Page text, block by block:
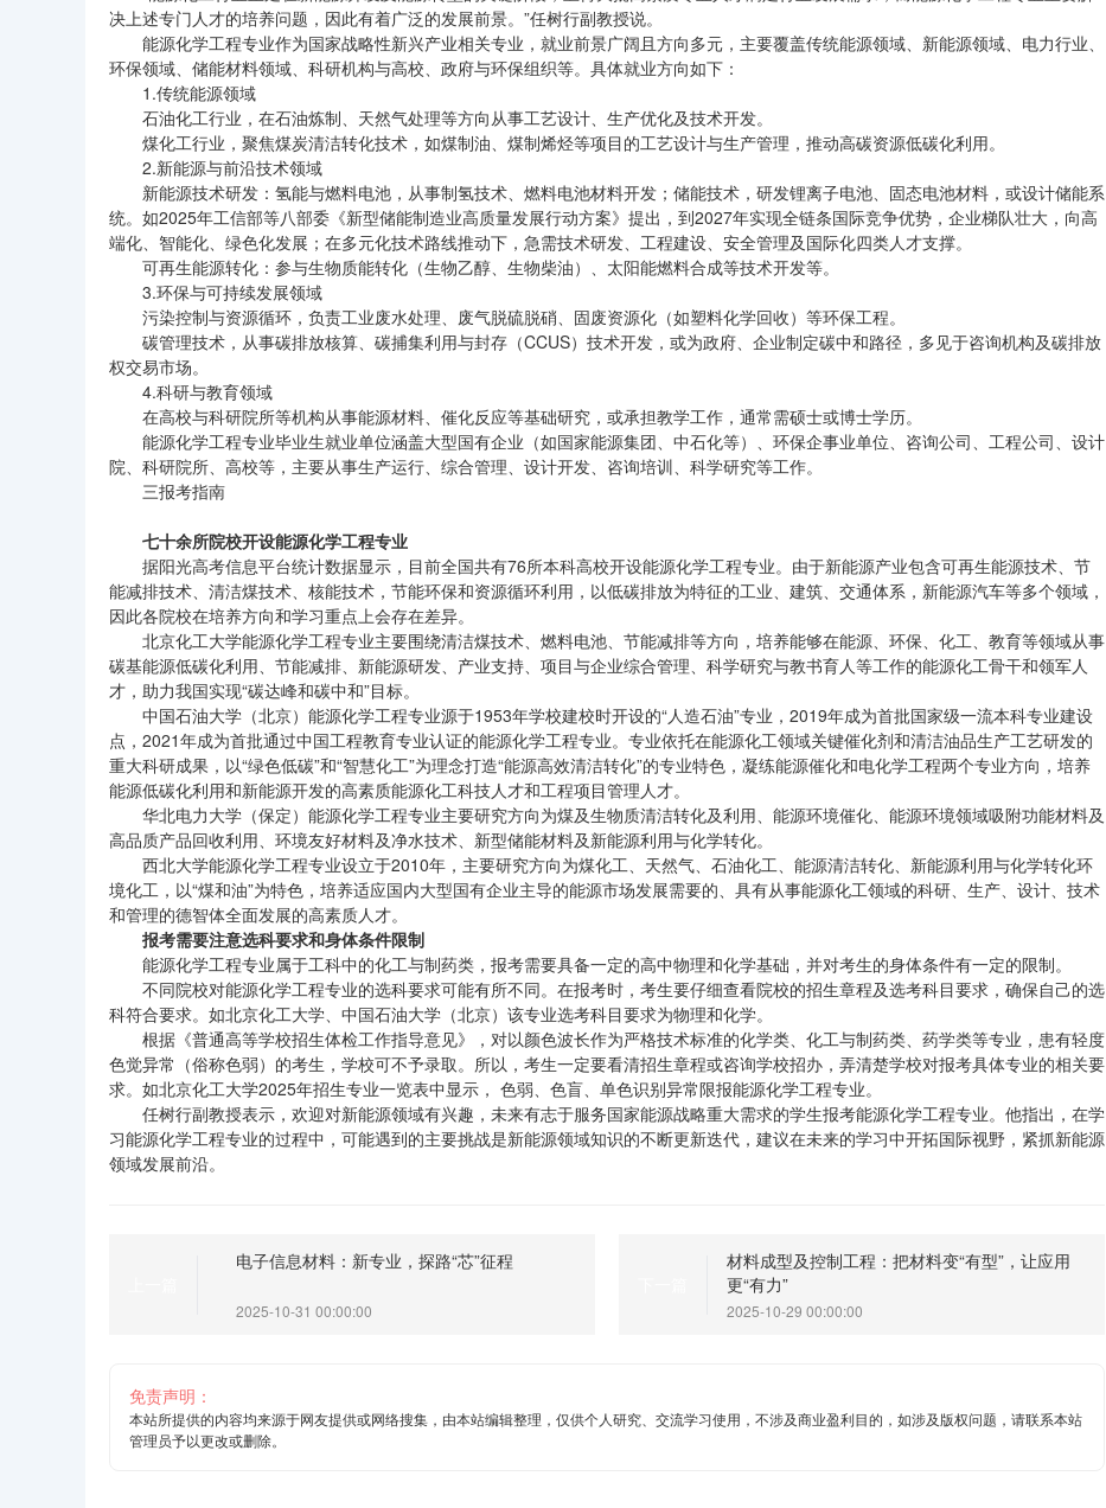
决上述专门人才的培养问题，因此有着广泛的发展前景。”任树行副教授说。
能源化学工程专业作为国家战略性新兴产业相关专业，就业前景广阔且方向多元，主要覆盖传统能源领域、新能源领域、电力行业、
环保领域、储能材料领域、科研机构与高校、政府与环保组织等。具体就业方向如下：
1.传统能源领域
石油化工行业，在石油炼制、天然气处理等方向从事工艺设计、生产优化及技术开发。
煤化工行业，聚焦煤炭清洁转化技术，如煤制油、煤制烯烃等项目的工艺设计与生产管理，推动高碳资源低碳化利用。
2.新能源与前沿技术领域
新能源技术研发：氢能与燃料电池，从事制氢技术、燃料电池材料开发；储能技术，研发锂离子电池、固态电池材料，或设计储能系
统。如2025年工信部等八部委《新型储能制造业高质量发展行动方案》提出，到2027年实现全链条国际竞争优势，企业梯队壮大，向高
端化、智能化、绿色化发展；在多元化技术路线推动下，急需技术研发、工程建设、安全管理及国际化四类人才支撑。
可再生能源转化：参与生物质能转化（生物乙醇、生物柴油）、太阳能燃料合成等技术开发等。
3.环保与可持续发展领域
污染控制与资源循环，负责工业废水处理、废气脱硫脱硝、固废资源化（如塑料化学回收）等环保工程。
碳管理技术，从事碳排放核算、碳捕集利用与封存（CCUS）技术开发，或为政府、企业制定碳中和路径，多见于咨询机构及碳排放
权交易市场。
4.科研与教育领域
在高校与科研院所等机构从事能源材料、催化反应等基础研究，或承担教学工作，通常需硕士或博士学历。
能源化学工程专业毕业生就业单位涵盖大型国有企业（如国家能源集团、中石化等）、环保企事业单位、咨询公司、工程公司、设计
院、科研院所、高校等，主要从事生产运行、综合管理、设计开发、咨询培训、科学研究等工作。
三报考指南
七十余所院校开设能源化学工程专业
据阳光高考信息平台统计数据显示，目前全国共有76所本科高校开设能源化学工程专业。由于新能源产业包含可再生能源技术、节
能减排技术、清洁煤技术、核能技术，节能环保和资源循环利用，以低碳排放为特征的工业、建筑、交通体系，新能源汽车等多个领域，
因此各院校在培养方向和学习重点上会存在差异。
北京化工大学能源化学工程专业主要围绕清洁煤技术、燃料电池、节能减排等方向，培养能够在能源、环保、化工、教育等领域从事
碳基能源低碳化利用、节能减排、新能源研发、产业支持、项目与企业综合管理、科学研究与教书育人等工作的能源化工骨干和领军人
才，助力我国实现“碳达峰和碳中和”目标。
中国石油大学（北京）能源化学工程专业源于1953年学校建校时开设的“人造石油”专业，2019年成为首批国家级一流本科专业建设
点，2021年成为首批通过中国工程教育专业认证的能源化学工程专业。专业依托在能源化工领域关键催化剂和清洁油品生产工艺研发的
重大科研成果，以“绿色低碳”和“智慧化工”为理念打造“能源高效清洁转化”的专业特色，凝练能源催化和电化学工程两个专业方向，培养
能源低碳化利用和新能源开发的高素质能源化工科技人才和工程项目管理人才。
华北电力大学（保定）能源化学工程专业主要研究方向为煤及生物质清洁转化及利用、能源环境催化、能源环境领域吸附功能材料及
高品质产品回收利用、环境友好材料及净水技术、新型储能材料及新能源利用与化学转化。
西北大学能源化学工程专业设立于2010年，主要研究方向为煤化工、天然气、石油化工、能源清洁转化、新能源利用与化学转化环
境化工，以“煤和油”为特色，培养适应国内大型国有企业主导的能源市场发展需要的、具有从事能源化工领域的科研、生产、设计、技术
和管理的德智体全面发展的高素质人才。
报考需要注意选科要求和身体条件限制
能源化学工程专业属于工科中的化工与制药类，报考需要具备一定的高中物理和化学基础，并对考生的身体条件有一定的限制。
不同院校对能源化学工程专业的选科要求可能有所不同。在报考时，考生要仔细查看院校的招生章程及选考科目要求，确保自己的选
科符合要求。如北京化工大学、中国石油大学（北京）该专业选考科目要求为物理和化学。
根据《普通高等学校招生体检工作指导意见》，对以颜色波长作为严格技术标准的化学类、化工与制药类、药学类等专业，患有轻度
色觉异常（俗称色弱）的考生，学校可不予录取。所以，考生一定要看清招生章程或咨询学校招办，弄清楚学校对报考具体专业的相关要
求。如北京化工大学2025年招生专业一览表中显示， 色弱、色盲、单色识别异常限报能源化学工程专业。
任树行副教授表示，欢迎对新能源领域有兴趣，未来有志于服务国家能源战略重大需求的学生报考能源化学工程专业。他指出，在学
习能源化学工程专业的过程中，可能遇到的主要挑战是新能源领域知识的不断更新迭代，建议在未来的学习中开拓国际视野，紧抓新能源
领域发展前沿。
电子信息材料：新专业，探路“芯”征程
2025-10-31 00:00:00
材料成型及控制工程：把材料变“有型”，让应用
更“有力”
2025-10-29 00:00:00
免责声明：
本站所提供的内容均来源于网友提供或网络搜集，由本站编辑整理，仅供个人研究、交流学习使用，不涉及商业盈利目的，如涉及版权问题，请联系本站
管理员予以更改或删除。